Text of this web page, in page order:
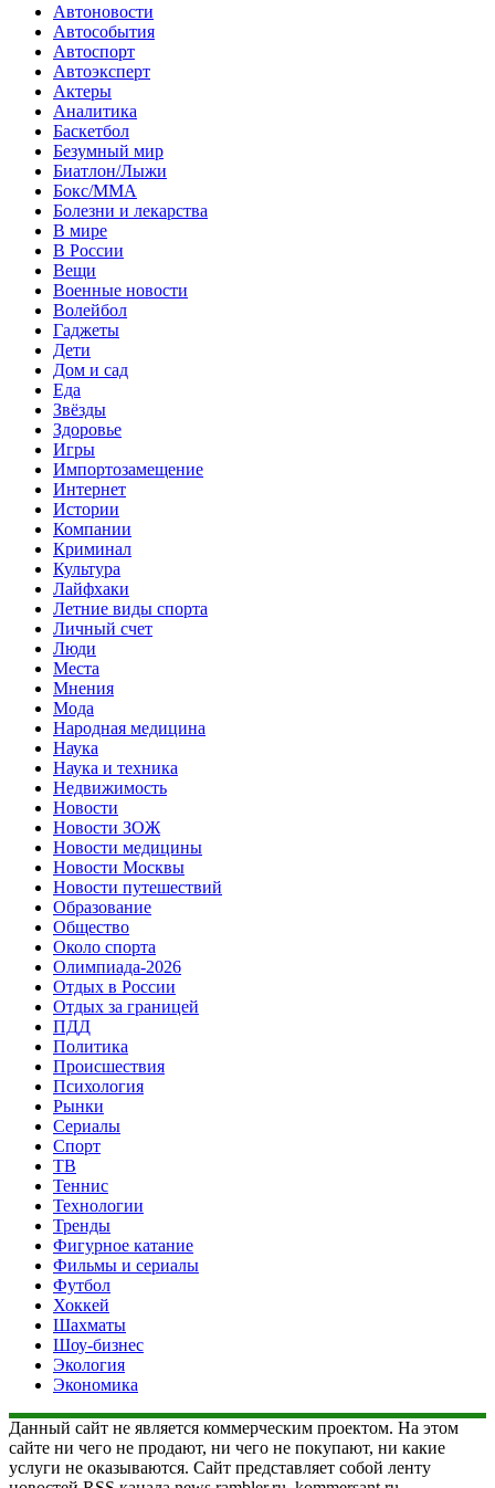
Автоновости
Автособытия
Автоспорт
Автоэксперт
Актеры
Аналитика
Баскетбол
Безумный мир
Биатлон/Лыжи
Бокс/MMA
Болезни и лекарства
В мире
В России
Вещи
Военные новости
Волейбол
Гаджеты
Дети
Дом и сад
Еда
Звёзды
Здоровье
Игры
Импортозамещение
Интернет
Истории
Компании
Криминал
Культура
Лайфхаки
Летние виды спорта
Личный счет
Люди
Места
Мнения
Мода
Народная медицина
Наука
Наука и техника
Недвижимость
Новости
Новости ЗОЖ
Новости медицины
Новости Москвы
Новости путешествий
Образование
Общество
Около спорта
Олимпиада-2026
Отдых в России
Отдых за границей
ПДД
Политика
Происшествия
Психология
Рынки
Сериалы
Спорт
ТВ
Теннис
Технологии
Тренды
Фигурное катание
Фильмы и сериалы
Футбол
Хоккей
Шахматы
Шоу-бизнес
Экология
Экономика
Данный сайт не является коммерческим проектом. На этом
сайте ни чего не продают, ни чего не покупают, ни какие
услуги не оказываются. Сайт представляет собой ленту